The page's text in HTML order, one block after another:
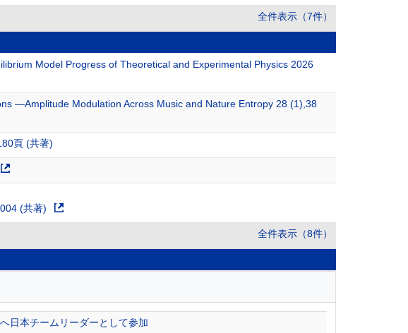
全件表示（7件）
Model Progress of Theoretical and Experimental Physics 2026
—Amplitude Modulation Across Music and Nature Entropy 28 (1),38
頁 (共著)
(共著)
全件表示（8件）
日本チームリーダーとして参加